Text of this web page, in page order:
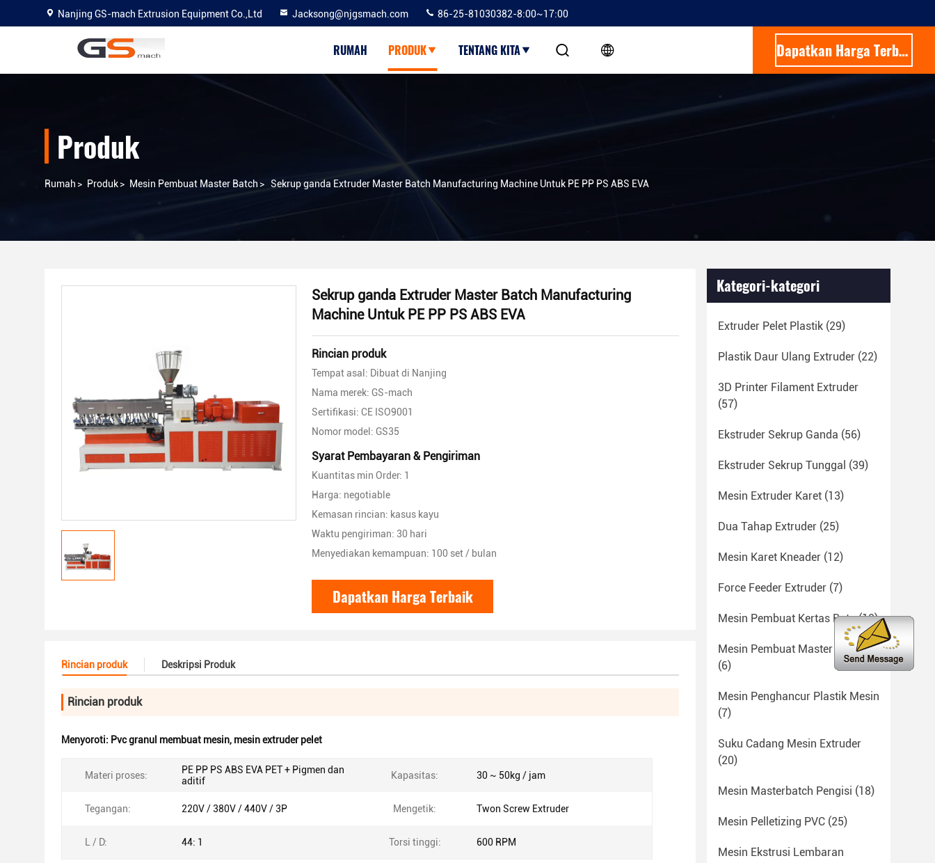
Nanjing GS-mach Extrusion Equipment Co.,Ltd Jacksong@njgsmach.com 86-25-81030382-8:00~17:00
RUMAH PRODUK TENTANG KITA Dapatkan Harga Terbaik
Produk
Rumah > Produk> Mesin Pembuat Master Batch > Sekrup ganda Extruder Master Batch Manufacturing Machine Untuk PE PP PS ABS EVA
Sekrup ganda Extruder Master Batch Manufacturing
Machine Untuk PE PP PS ABS EVA
Rincian produk
Tempat asal: Dibuat di Nanjing
Nama merek: GS-mach
Sertifikasi: CE ISO9001
Nomor model: GS35
Syarat Pembayaran & Pengiriman
Kuantitas min Order: 1
Harga: negotiable
Kemasan rincian: kasus kayu
Waktu pengiriman: 30 hari
Menyediakan kemampuan: 100 set / bulan
Dapatkan Harga Terbaik
Rincian produk Deskripsi Produk
Rincian produk
Menyoroti: Pvc granul membuat mesin, mesin extruder pelet
Materi proses:
PE PP PS ABS EVA PET + Pigmen dan
aditif
Kapasitas: 30 ~ 50kg / jam
Tegangan: 220V / 380V / 440V / 3P Mengetik: Twon Screw Extruder
L / D: 44: 1 Torsi tinggi: 600 RPM
Kategori-kategori
Extruder Pelet Plastik (29)
Plastik Daur Ulang Extruder (22)
3D Printer Filament Extruder
(57)
Ekstruder Sekrup Ganda (56)
Ekstruder Sekrup Tunggal (39)
Mesin Extruder Karet (13)
Dua Tahap Extruder (25)
Mesin Karet Kneader (12)
Force Feeder Extruder (7)
Mesin Pembuat Kertas Batu(10)
Mesin Pembuat Master Batch
(6)
Mesin Penghancur Plastik Mesin
(7)
Suku Cadang Mesin Extruder
(20)
Mesin Masterbatch Pengisi (18)
Mesin Pelletizing PVC (25)
Mesin Ekstrusi Lembaran